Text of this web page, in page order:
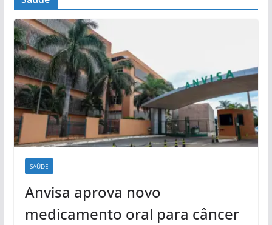
SAÚDE
Anvisa aprova novo
medicamento oral para câncer